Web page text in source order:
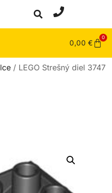
0,00 €
0
/ LEGO Strešný diel 3747